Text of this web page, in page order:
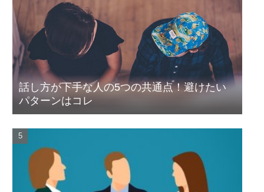
話し方が下手な人の5つの共通点！避けたい
パターンはコレ